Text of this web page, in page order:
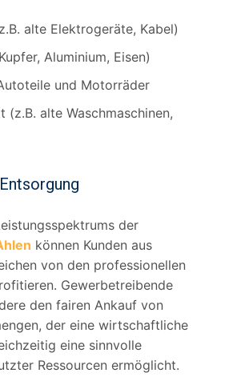
alte Elektrogeräte, Kabel)
Aluminium, Eisen)
und Motorräder
(z.B. alte Waschmaschinen,
der
können Kunden aus
von den professionellen
Gewerbetreibende
den fairen Ankauf von
der eine wirtschaftliche
eine sinnvolle
Ressourcen ermöglicht.